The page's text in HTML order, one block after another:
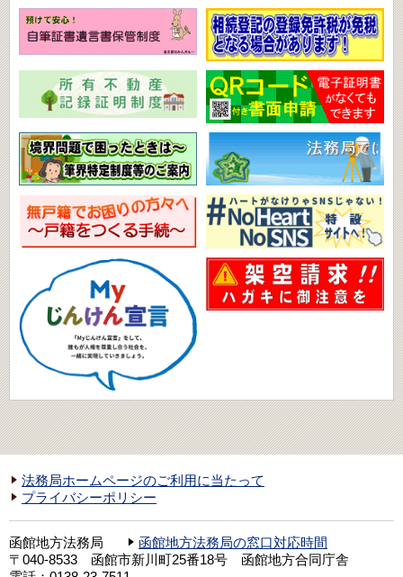
法務局ホームページのご利用に当たって
プライバシーポリシー
函館地方法務局
函館地方法務局の窓口対応時間
〒040-8533 函館市新川町25番18号 函館地方合同庁舎